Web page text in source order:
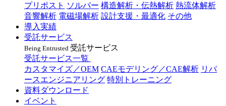
プリポスト ソルバー 構造解析・伝熱解析 熱流体解析
音響解析 電磁場解析 設計支援・最適化 その他
導入実績
受託サービス
Being Entrusted 受託サービス
受託サービス一覧
カスタマイズ／OEM CAEモデリング／CAE解析 リバ
ースエンジニアリング 特別トレーニング
資料ダウンロード
イベント